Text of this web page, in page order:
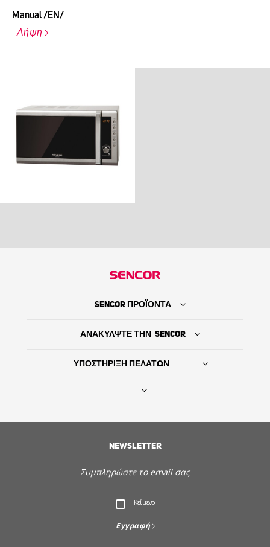
Εξυπηρέτηση - Υποστήριξη πελατών
Manual /EN/
Λήψη
SENCOR ΠΡΟΪΟΝΤΑ
ΑΝΑΚΥΛΨΤΕ ΤΗΝ SENCOR
ΥΠΟΣΤΗΡΙΞΗ ΠΕΛΑΤΩΝ
NEWSLETTER
Κείμενο
Εγγραφή